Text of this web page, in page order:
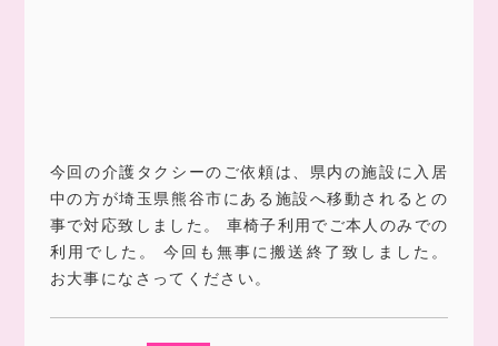
今回の介護タクシーのご依頼は、県内の施設に入居
中の方が埼玉県熊谷市にある施設へ移動されるとの
事で対応致しました。 車椅子利用でご本人のみでの
利用でした。 今回も無事に搬送終了致しました。
お大事になさってください。